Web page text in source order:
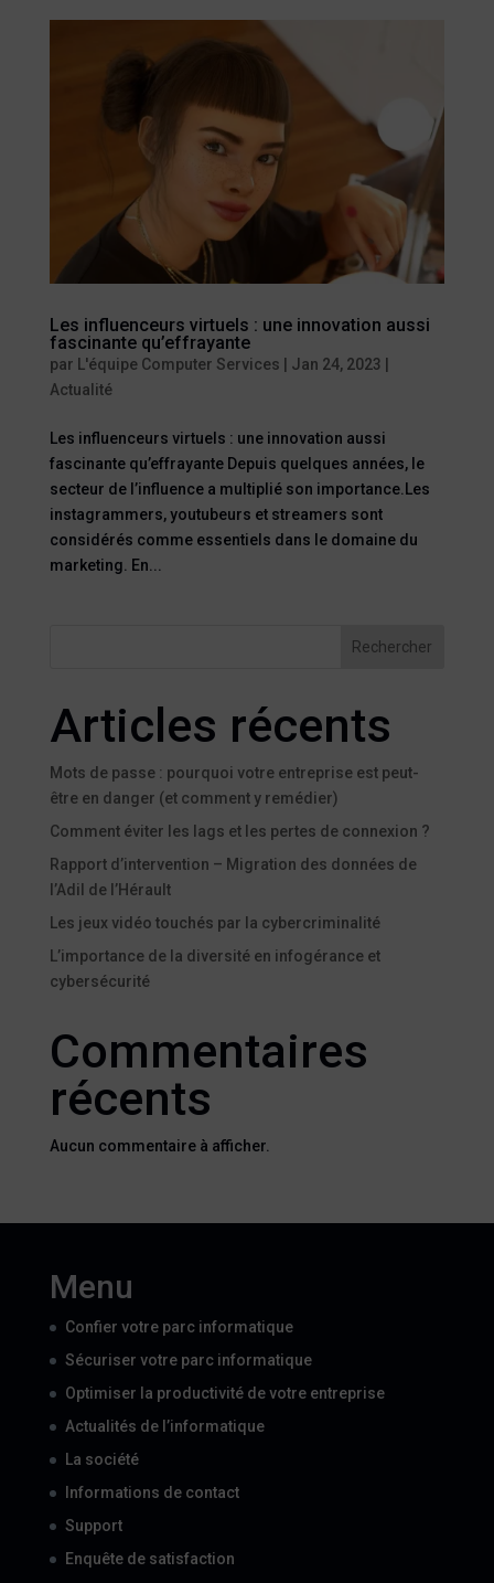
Les influenceurs virtuels : une innovation aussi
fascinante qu’effrayante
par L'équipe Computer Services Jan 24, 2023
Actualité
Les influenceurs virtuels : une innovation aussi
fascinante qu’effrayante Depuis quelques années, le
secteur de l’influence a multiplié son importance.Les
instagrammers, youtubeurs et streamers sont
considérés comme essentiels dans le domaine du
marketing. En...
Rechercher
Articles récents
Mots de passe : pourquoi votre entreprise est peut-
être en danger (et comment y remédier)
Comment éviter les lags et les pertes de connexion ?
Rapport d’intervention – Migration des données de
l’Adil de l’Hérault
Les jeux vidéo touchés par la cybercriminalité
L’importance de la diversité en infogérance et
cybersécurité
Commentaires
récents
Aucun commentaire à afficher.
Menu
Confier votre parc informatique
Sécuriser votre parc informatique
Optimiser la productivité de votre entreprise
Actualités de l’informatique
La société
Informations de contact
Support
Enquête de satisfaction